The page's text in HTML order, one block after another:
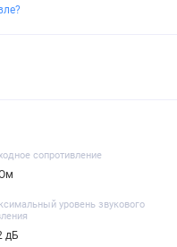
сопротивление
уровень звукового
дБ